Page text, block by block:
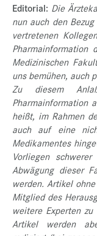
de | en
Editorial: Die
nun auch den
vertretenen
Pharmainformation
Medizinischen
uns bemühen, auch
Zu diesem
Pharmainformation
heißt, im Rahmen
auch auf eine
Medikamentes
Vorliegen
Abwägung dieser
werden. Artikel
Mitglied des
weitere Experten
Artikel werden